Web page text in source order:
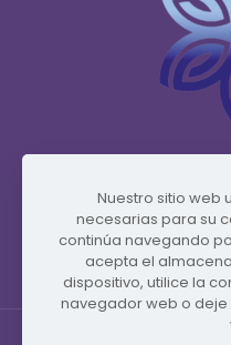
Nuestro sitio web
necesarias para su
continúa navegando
acepta el
dispositivo, utilice la
navegador web o